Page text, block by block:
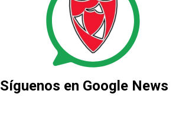
Síguenos en Google News